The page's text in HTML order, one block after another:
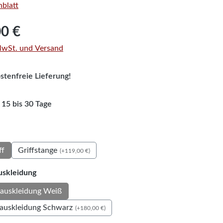
€
und Versand
Lieferung!
bis 30 Tage
Griffstange (+119,00 €)
auswählen
Weiß
Schwarz (+180,00 €)